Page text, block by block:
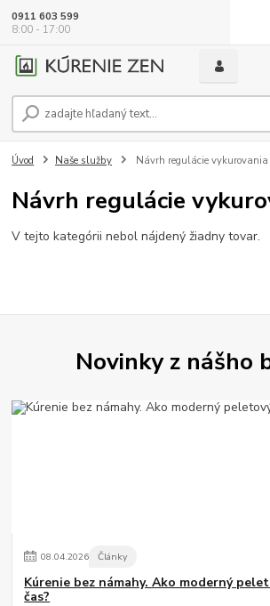
0911 603 599
8:00 - 17:00
Úvod Naše služby Návrh regulácie vykurovania
Návrh regulácie
V tejto kategórii nebol nájdený žiadny tovar.
Novinky z nášho
08.04.2026 Články
Kúrenie bez námahy. Ako moderný
čas?